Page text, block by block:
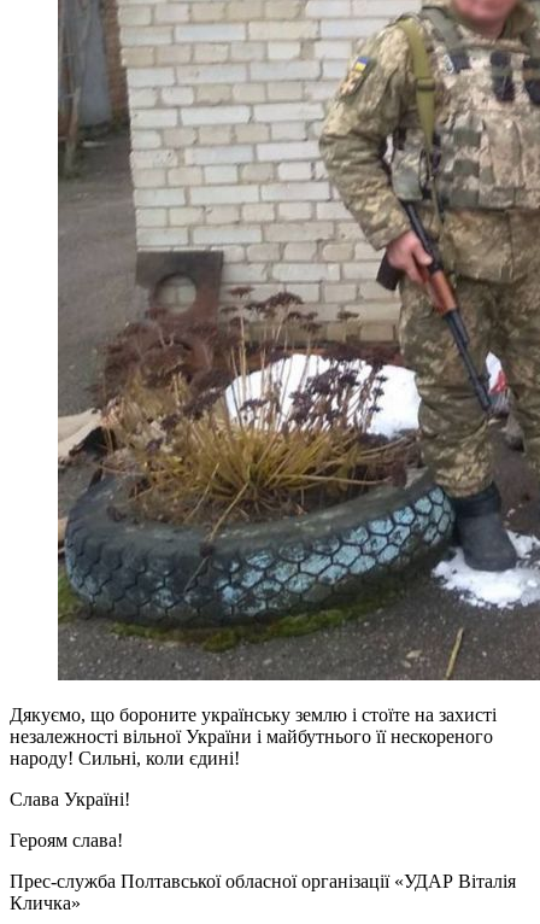
Дякуємо, що бороните українську землю і стоїте на захисті
незалежності вільної України і майбутнього її нескореного
народу! Сильні, коли єдині!
Слава Україні!
Героям слава!
Прес-служба Полтавської обласної організації «УДАР Віталія
Кличка»